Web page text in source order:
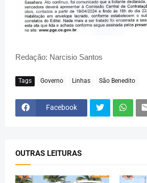
Redação: Narcisio Santos
Tags Governo Linhas São Benedito
Facebook
OUTRAS LEITURAS